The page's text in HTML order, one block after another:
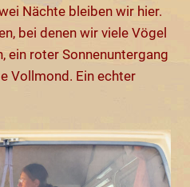
Nächte bleiben wir hier.
bei denen wir viele Vögel
ein roter Sonnenuntergang
Vollmond. Ein echter